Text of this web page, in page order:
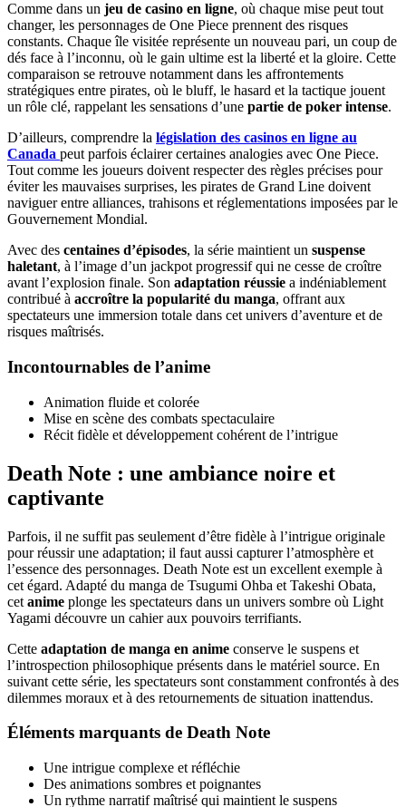
Comme dans un jeu de casino en ligne, où chaque mise peut tout
changer, les personnages de One Piece prennent des risques
constants. Chaque île visitée représente un nouveau pari, un coup de
dés face à l’inconnu, où le gain ultime est la liberté et la gloire. Cette
comparaison se retrouve notamment dans les affrontements
stratégiques entre pirates, où le bluff, le hasard et la tactique jouent
un rôle clé, rappelant les sensations d’une partie de poker intense.
D’ailleurs, comprendre la législation des casinos en ligne au
Canada peut parfois éclairer certaines analogies avec One Piece.
Tout comme les joueurs doivent respecter des règles précises pour
éviter les mauvaises surprises, les pirates de Grand Line doivent
naviguer entre alliances, trahisons et réglementations imposées par le
Gouvernement Mondial.
Avec des centaines d’épisodes, la série maintient un suspense
haletant, à l’image d’un jackpot progressif qui ne cesse de croître
avant l’explosion finale. Son adaptation réussie a indéniablement
contribué à accroître la popularité du manga, offrant aux
spectateurs une immersion totale dans cet univers d’aventure et de
risques maîtrisés.
Incontournables de l’anime
Animation fluide et colorée
Mise en scène des combats spectaculaire
Récit fidèle et développement cohérent de l’intrigue
Death Note : une ambiance noire et
captivante
Parfois, il ne suffit pas seulement d’être fidèle à l’intrigue originale
pour réussir une adaptation; il faut aussi capturer l’atmosphère et
l’essence des personnages. Death Note est un excellent exemple à
cet égard. Adapté du manga de Tsugumi Ohba et Takeshi Obata,
cet anime plonge les spectateurs dans un univers sombre où Light
Yagami découvre un cahier aux pouvoirs terrifiants.
Cette adaptation de manga en anime conserve le suspens et
l’introspection philosophique présents dans le matériel source. En
suivant cette série, les spectateurs sont constamment confrontés à des
dilemmes moraux et à des retournements de situation inattendus.
Éléments marquants de Death Note
Une intrigue complexe et réfléchie
Des animations sombres et poignantes
Un rythme narratif maîtrisé qui maintient le suspens